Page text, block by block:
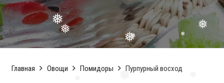
❅
❅
❅
Главная Овощи Помидоры Пурпурный восход